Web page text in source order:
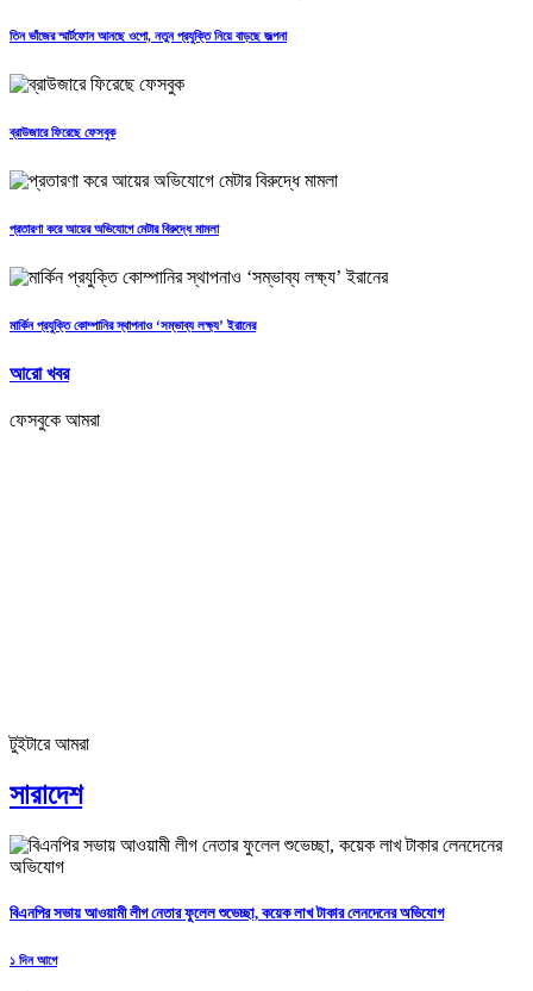
তিন ভাঁজের স্মার্টফোন আনছে ওপো, নতুন প্রযুক্তি নিয়ে বাড়ছে জল্পনা
ব্রাউজারে ফিরেছে ফেসবুক
প্রতারণা করে আয়ের অভিযোগে মেটার বিরুদ্ধে মামলা
মার্কিন প্রযুক্তি কোম্পানির স্থাপনাও ‘সম্ভাব্য লক্ষ্য’ ইরানের
আরো খবর
ফেসবুকে আমরা
টুইটারে আমরা
সারাদেশ
বিএনপির সভায় আওয়ামী লীগ নেতার ফুলেল শুভেচ্ছা, কয়েক লাখ টাকার লেনদেনের অভিযোগ
১ দিন আগে